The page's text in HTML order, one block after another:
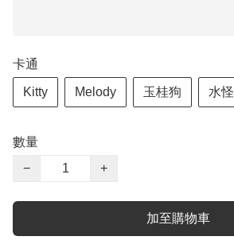
卡通
Kitty Melody 玉桂狗 水怪
數量
−
+
加至購物車